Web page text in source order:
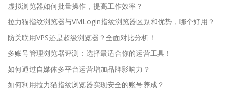
虚拟浏览器如何批量操作，提高工作效率？
拉力猫指纹浏览器与VMLogin指纹浏览器区别和优势，哪个好用？
防关联用VPS还是超级浏览器？全面对比分析！
多账号管理浏览器评测：选择最适合你的运营工具！
如何通过自媒体多平台运营增加品牌影响力？
如何利用拉力猫指纹浏览器实现安全的账号养成？